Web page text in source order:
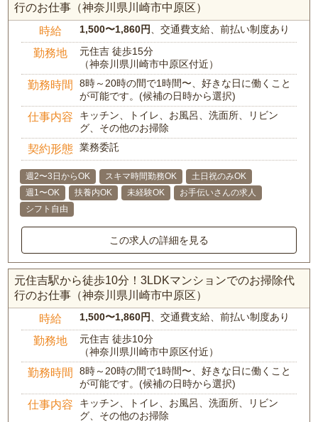
行のお仕事（神奈川県川崎市中原区）
時給 1,500〜1,860円 、交通費支給、前払い制度あり
勤務地
元住吉 徒歩15分
（神奈川県川崎市中原区付近）
勤務時間
8時～20時の間で1時間〜、好きな日に働くこと
が可能です。(候補の日時から選択)
仕事内容
キッチン、トイレ、お風呂、洗面所、リビン
グ、その他のお掃除
契約形態 業務委託
週2〜3日からOK スキマ時間勤務OK
土日祝のみOK
週1〜OK
扶養内OK 未経験OK
お手伝いさんの求人
シフト自由
この求人の詳細を見る
元住吉駅から徒歩10分！3LDKマンションでのお掃除代
行のお仕事（神奈川県川崎市中原区）
時給 1,500〜1,860円 、交通費支給、前払い制度あり
勤務地
元住吉 徒歩10分
（神奈川県川崎市中原区付近）
勤務時間
8時～20時の間で1時間〜、好きな日に働くこと
が可能です。(候補の日時から選択)
仕事内容
キッチン、トイレ、お風呂、洗面所、リビン
グ、その他のお掃除